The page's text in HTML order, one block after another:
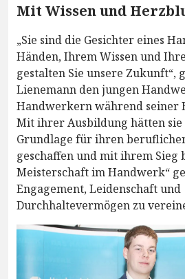
Mit Wissen und
„Sie sind die Gesichter eines
Händen, Ihrem Wissen und
gestalten Sie unsere Zukunft“,
Lienemann den jungen
Handwerkern während seiner
Mit ihrer Ausbildung hätten sie
Grundlage für ihren
geschaffen und mit ihrem Sieg
Meisterschaft im Handwerk“
Engagement, Leidenschaft und
Durchhaltevermögen zu